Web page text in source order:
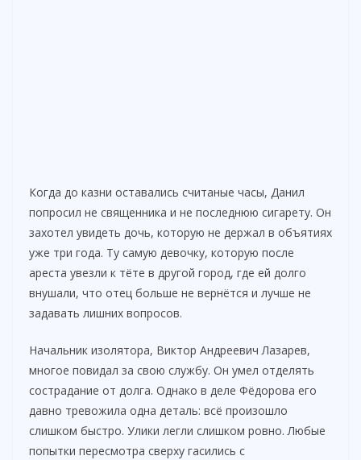
Когда до казни оставались считаные часы, Данил
попросил не священника и не последнюю сигарету. Он
захотел увидеть дочь, которую не держал в объятиях
уже три года. Ту самую девочку, которую после
ареста увезли к тёте в другой город, где ей долго
внушали, что отец больше не вернётся и лучше не
задавать лишних вопросов.
Начальник изолятора, Виктор Андреевич Лазарев,
многое повидал за свою службу. Он умел отделять
сострадание от долга. Однако в деле Фёдорова его
давно тревожила одна деталь: всё произошло
слишком быстро. Улики легли слишком ровно. Любые
попытки пересмотра сверху гасились с